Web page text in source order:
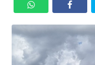
INDEKS
BERITA
KONTAK
KAMI